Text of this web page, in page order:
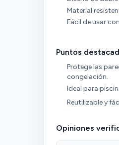
Material
Fácil de usar
Puntos
Protege las
congelación.
Ideal para
Reutilizable y
Opiniones